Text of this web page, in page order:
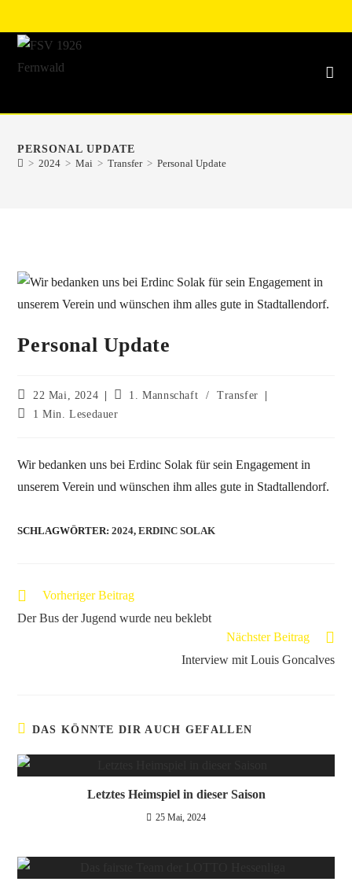
PERSONAL UPDATE
> 2024 > Mai > Transfer > Personal Update
Personal Update
22 Mai, 2024 1. Mannschaft /
Transfer
1 Min. Lesedauer
Wir bedanken uns bei Erdinc Solak für sein Engagement in
unserem Verein und wünschen ihm alles gute in Stadtallendorf.
SCHLAGWÖRTER:2024, ERDINC SOLAK
Vorheriger Beitrag
Der Bus der Jugend wurde neu beklebt
Nächster Beitrag
Interview mit Louis Goncalves
DAS KÖNNTE DIR AUCH GEFALLEN
Letztes Heimspiel in dieser Saison
25 Mai, 2024